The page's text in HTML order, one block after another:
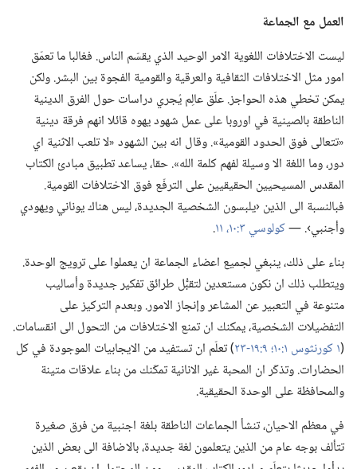
العمل مع الجماعة
ليست الاختلافات اللغوية الامر الوحيد الذي يقسّم الناس.‏ فغالبا ما تعمّق
امور مثل الاختلافات الثقافية والعرقية والقومية الفجوة بين البشر.‏ ولكن
يمكن تخطي هذه الحواجز.‏ علّق عالِم يُجري دراسات حول الفرق الدينية
الناطقة بالصينية في اوروبا على عمل شهود يهوه قائلا انهم فرقة دينية
«تتعالى فوق الحدود القومية».‏ وقال انه بين الشهود «لا تلعب الاثنية اي
دور،‏ وما اللغة الا وسيلة لفهم كلمة الله».‏ حقا،‏ يساعد تطبيق مبادئ الكتاب
المقدس المسيحيين الحقيقيين على الترفّع فوق الاختلافات القومية.‏
فبالنسبة الى الذين ‹يلبسون الشخصية الجديدة،‏ ليس هناك يوناني ويهودي
وأجنبي›.‏ —‏كولوسي ٣:‏١٠،‏ ١١
‏.‏
بناء على ذلك،‏ ينبغي لجميع اعضاء الجماعة ان يعملوا على ترويج الوحدة.‏
ويتطلب ذلك ان نكون مستعدين لتقبُّل طرائق تفكير جديدة وأساليب
متنوعة في التعبير عن المشاعر وإنجاز الامور.‏ وبعدم التركيز على
التفضيلات الشخصية،‏ يمكنك ان تمنع الاختلافات من التحول الى انقسامات.‏
(‏١ كورنثوس ١:‏١٠؛‏
‏)‏ تعلّم ان تستفيد من الايجابيات الموجودة في كل
الحضارات.‏ وتذكّر ان المحبة غير الانانية تمكّنك من بناء علاقات متينة
والمحافظة على الوحدة الحقيقية.‏
في معظم الاحيان،‏ تنشأ الجماعات الناطقة بلغة اجنبية من فرق صغيرة
تتألف بوجه عام من الذين يتعلمون لغة جديدة،‏ بالاضافة الى بعض الذين